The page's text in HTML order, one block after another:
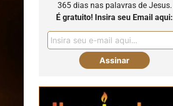
365 dias nas palavras de Jesus.
É gratuito! Insira seu Email aqui: